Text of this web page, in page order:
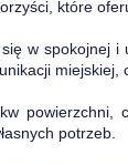
które
w spokojnej
miejskiej,
powierzchni,
potrzeb.